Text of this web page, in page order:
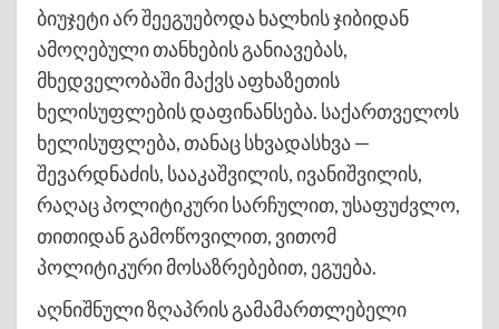
ბიუჯეტი არ შეეგუებოდა ხალხის ჯიბიდან
ამოღებული თანხების განიავებას,
მხედველობაში მაქვს აფხაზეთის
ხელისუფლების დაფინანსება. საქართველოს
ხელისუფლება, თანაც სხვადასხვა —
შევარდნაძის, სააკაშვილის, ივანიშვილის,
რაღაც პოლიტიკური სარჩულით, უსაფუძვლო,
თითიდან გამოწოვილით, ვითომ
პოლიტიკური მოსაზრებებით, ეგუება.
აღნიშნული ზღაპრის გამამართლებელი